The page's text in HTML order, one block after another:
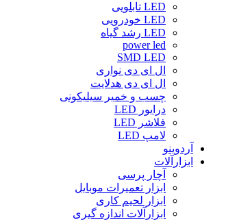
LED تابلویی
LED خودرویی
LED رشد گیاه
power led
SMD LED
ال ای دی نواری
ال ای دی هدلایت
چسب و خمیر سیلیکونی
درایور LED
فلاشر LED
لامپ LED
آردوینو
ابزارآلات
آچار پرسی
ابزار تعمیرات موبایل
ابزار لحیم کاری
ابزارآلات اندازه گیری